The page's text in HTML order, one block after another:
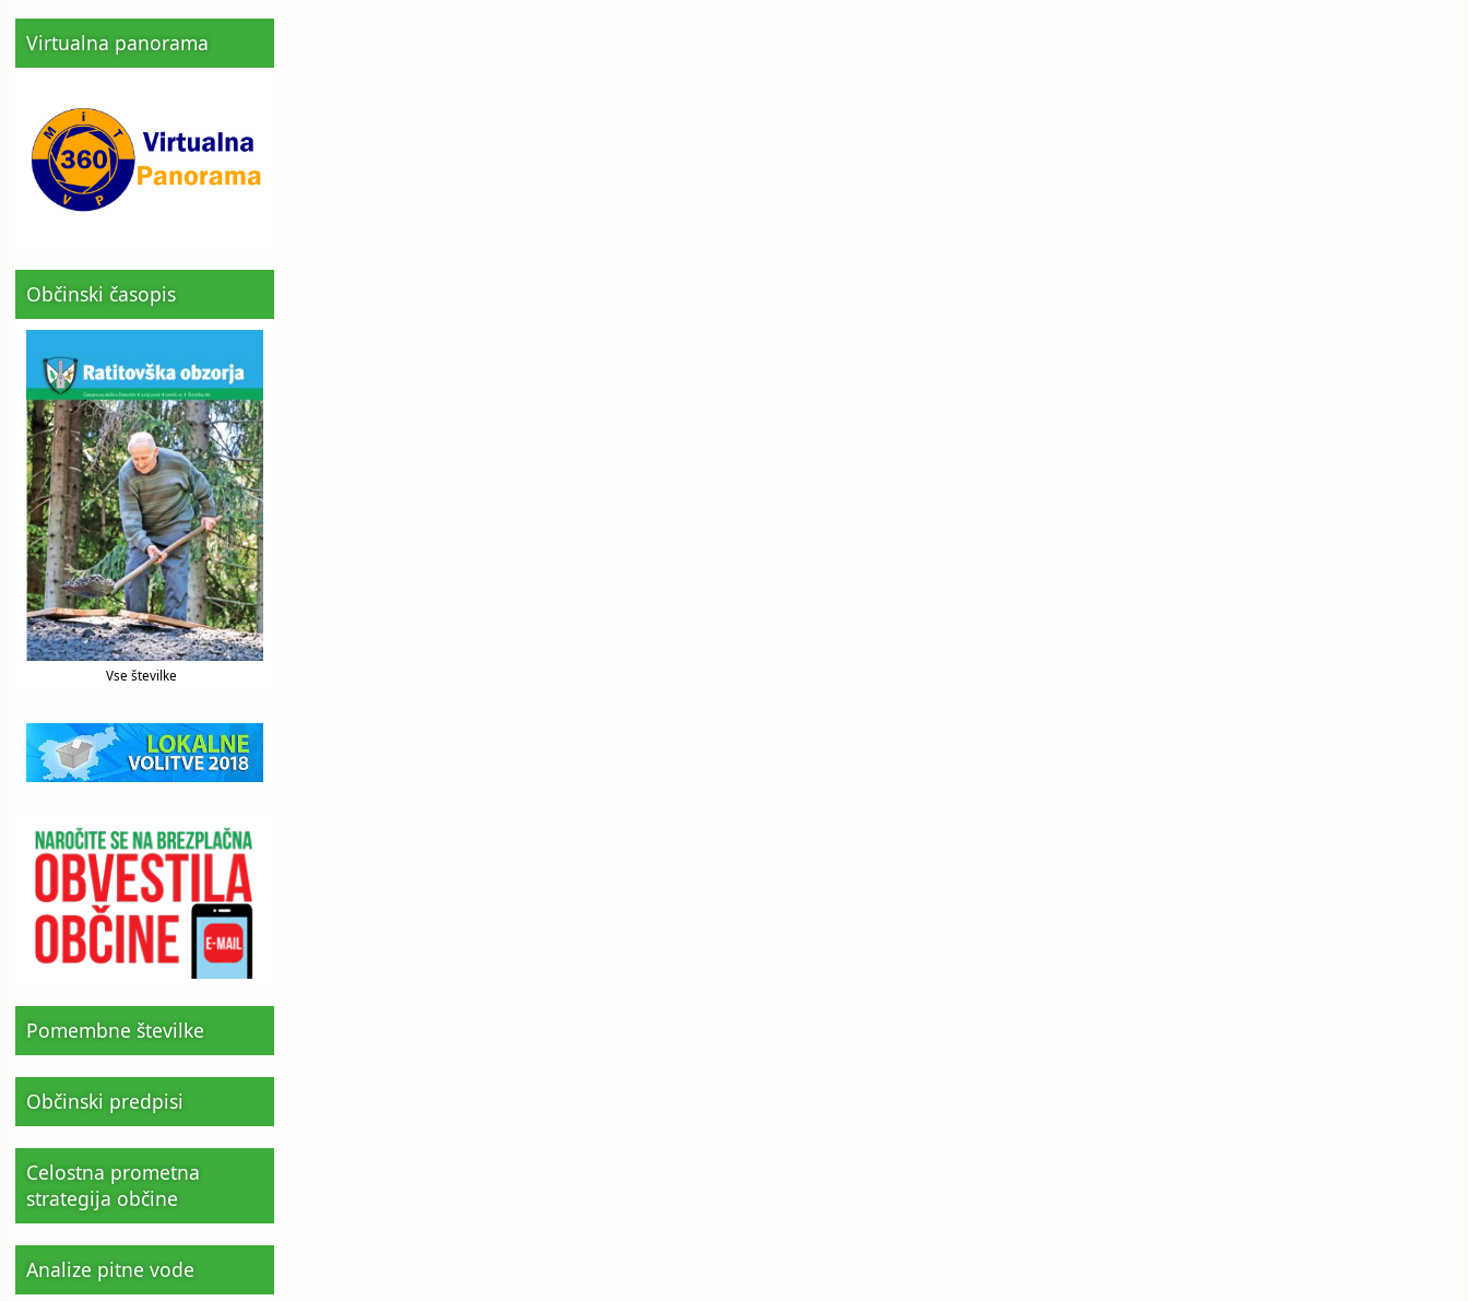
Virtualna panorama
Občinski časopis
Vse številke
Pomembne številke
Občinski predpisi
Celostna prometna
strategija občine
Analize pitne vode